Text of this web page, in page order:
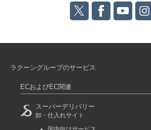
ラクーングループのサービス
ECおよびEC関連
スーパーデリバリー
卸・仕入れサイト